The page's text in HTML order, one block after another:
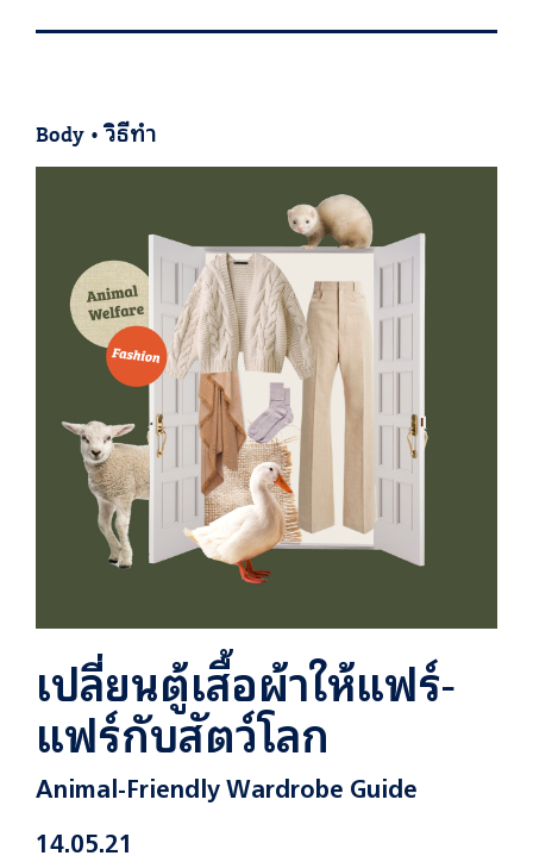
Body •วิธีทำ
เปลี่ยนตู้เสื้อผ้าให้แฟร์-
แฟร์กับสัตว์โลก
Animal-Friendly Wardrobe Guide
14.05.21